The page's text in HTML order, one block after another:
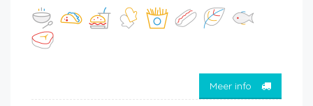
Meer info